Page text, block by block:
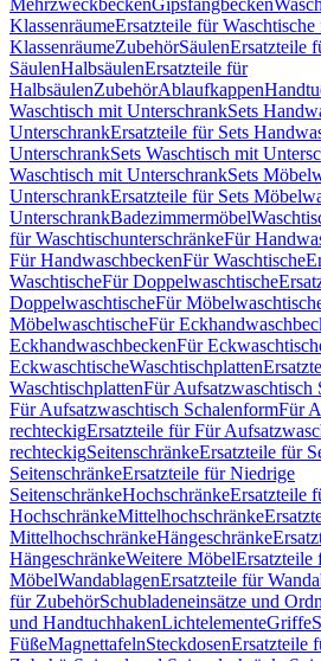
MehrzweckbeckenGipsfangbecken
KlassenräumeErsatzteile für Waschtische
KlassenräumeZubehörSäulenErsatzteile
SäulenHalbsäulenErsatzteile für
HalbsäulenZubehörAblaufkappen
Waschtisch mit UnterschrankSets
UnterschrankErsatzteile für Sets
UnterschrankSets Waschtisch mit
Waschtisch mit UnterschrankSets
UnterschrankErsatzteile für Sets
UnterschrankBadezimmermöbel
für WaschtischunterschränkeFür
Für HandwaschbeckenFür Waschtische
WaschtischeFür Doppelwaschtische
DoppelwaschtischeFür
MöbelwaschtischeFür
EckhandwaschbeckenFür
EckwaschtischeWaschtischplatten
WaschtischplattenFür Aufsatzwaschtisch
Für Aufsatzwaschtisch SchalenformFür
rechteckigErsatzteile für Für
rechteckigSeitenschränkeErsatzteile für
SeitenschränkeErsatzteile für Niedrige
SeitenschränkeHochschränkeErsatzteile
HochschränkeMittelhochschränke
MittelhochschränkeHängeschränke
HängeschränkeWeitere MöbelErsatzteile
MöbelWandablagenErsatzteile für
für ZubehörSchubladeneinsätze und
und HandtuchhakenLichtelementeGriffe
FüßeMagnettafelnSteckdosenErsatzteile